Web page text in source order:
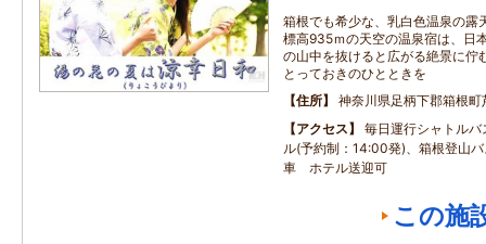
箱根でも希少な、乳白色温泉の露
標高935ｍの天空の温泉宿は、日
の山中を抜けると広がる絶景に佇
とっておきのひとときを
住所
神奈川県足柄下郡箱根町
アクセス
毎日運行シャトル
ル(予約制：14:00発)、箱根登山
車 ホテル送迎可
この施